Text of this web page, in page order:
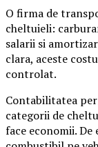
O firma de
cheltuieli:
salarii si
clara, aceste
controlat.
Contabilitatea
categorii de
face economii.